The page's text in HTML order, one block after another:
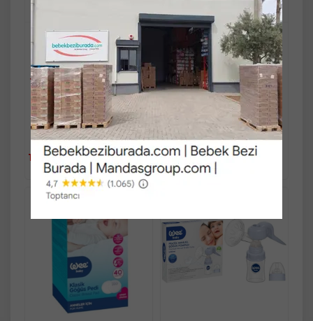
Stok Miktarı : 10+ ADET
Ücretsiz Kargo
1.101,90 TL
Fast/Eft %5
indirimli
1.101,90 TL
%5
1.046,81 TL
Sepete
Ekle
Kalitesiyle...!
Stok Miktarı : 10+ ADET
Ücretsiz Kargo
1.285,90 TL
1.285,90 TL
%5
1.221,61 TL
Sepete
Ekle